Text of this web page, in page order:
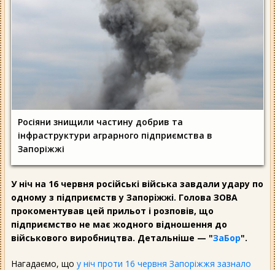
Росіяни знищили частину добрив та
інфраструктури аграрного підприємства в
Запоріжжі
У ніч на 16 червня російські війська завдали удару по
одному з підприємств у Запоріжжі. Голова ЗОВА
прокоментував цей прильот і розповів, що
підприємство не має жодного відношення до
військового виробництва. Детальніше — "ЗаБор".
Нагадаємо, що у ніч проти 16 червня Запоріжжя зазнало